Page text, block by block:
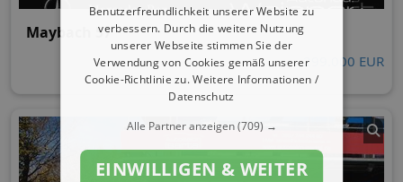
Maybach 57
299.000 EUR
Benutzerfreundlichkeit unserer Website zu
verbessern. Durch die weitere Nutzung
unserer Webseite stimmen Sie der
Verwendung von Cookies gemäß unserer
Cookie-Richtlinie zu.Weitere Informationen /
Datenschutz
Alle Partner anzeigen(709) →
EINWILLIGEN & WEITER